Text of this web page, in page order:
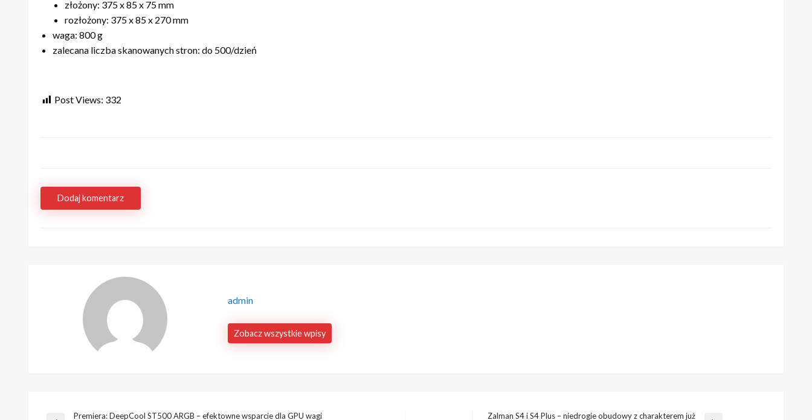
złożony: 375 x 85 x 75 mm
rozłożony: 375 x 85 x 270 mm
waga: 800 g
zalecana liczba skanowanych stron: do 500/dzień
Post Views: 332
Dodaj komentarz
admin
Zobacz wszystkie wpisy
Premiera: DeepCool ST500 ARGB – efektowne wsparcie dla GPU wagi
Zalman S4 i S4 Plus – niedrogie obudowy z charakterem już